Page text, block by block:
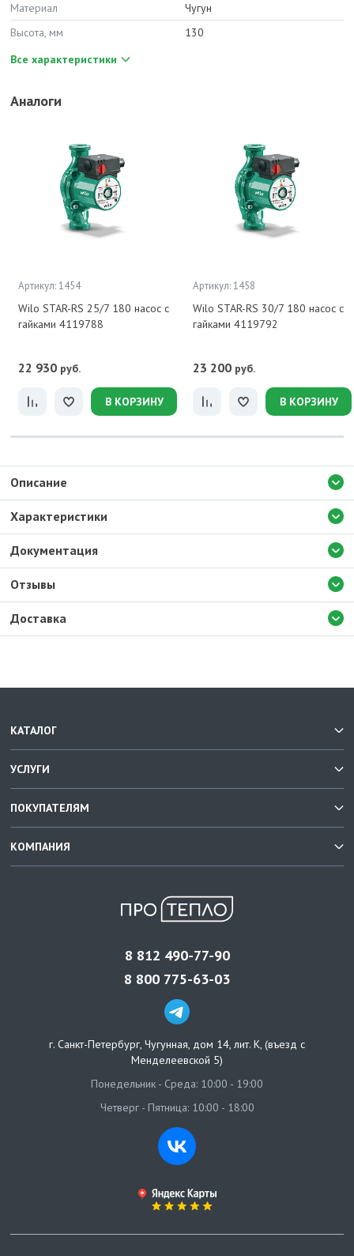
Материал
Чугун
Высота, мм
130
Все характеристики
Аналоги
Артикул: 1454
Wilo STAR-RS 25/7 180 насос с
гайками 4119788
22 930 руб.
В КОРЗИНУ
Артикул: 1458
Wilo STAR-RS 30/7 180 насос с
гайками 4119792
23 200 руб.
В КОРЗИНУ
Доставка
Описание
Характеристики
Документация
Отзывы
КАТАЛОГ
УСЛУГИ
ПОКУПАТЕЛЯМ
КОМПАНИЯ
8 812 490-77-90
8 800 775-63-03
г. Санкт-Петербург, Чугунная, дом 14, лит. К, (въезд с
Менделеевской 5)
Понедельник - Среда: 10:00 - 19:00
Четверг - Пятница: 10:00 - 18:00